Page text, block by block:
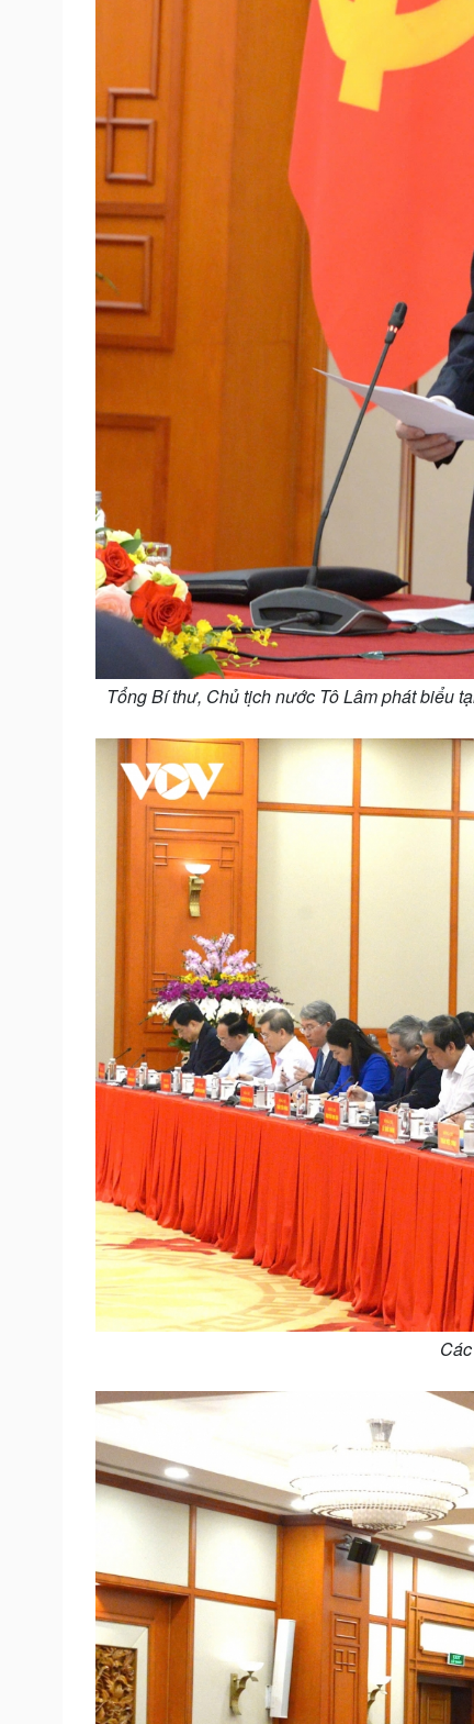
Tổng Bí thư, Chủ tịch nước Tô Lâm phát biểu